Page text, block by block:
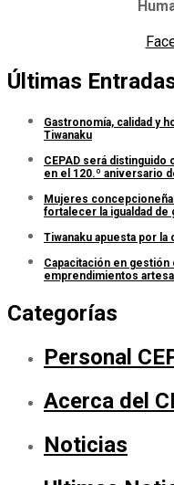
Últimas
Gastronomía, calidad y
Tiwanaku
CEPAD será distinguido
en el 120.º aniversario
Mujeres
fortalecer la igualdad de
Tiwanaku apuesta por
Capacitación en
emprendimientos
Categorías
Personal
Acerca del
Noticias